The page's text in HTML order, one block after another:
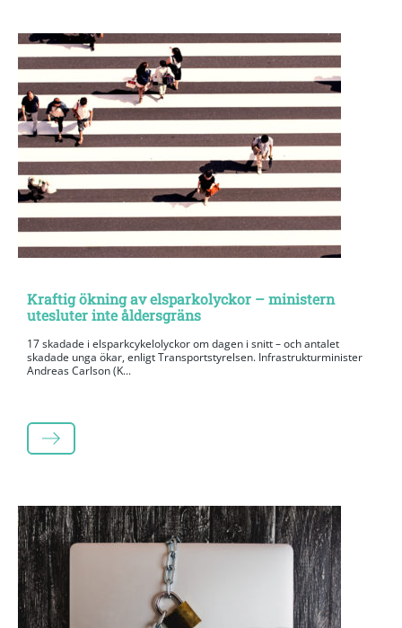
Kraftig ökning av elsparkolyckor – ministern
utesluter inte åldersgräns
17 skadade i elsparkcykelolyckor om dagen i snitt – och antalet
skadade unga ökar, enligt Transportstyrelsen. Infrastrukturminister
Andreas Carlson (K...
LÄS MER